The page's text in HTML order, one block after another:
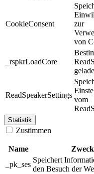
CookieConsent
zur
von
_rspkrLoadCore
ReadSpeakerSettings
vom
Statistik
Zustimmen
Name Zweck
_pk_ses
Speichert
den Besuch der